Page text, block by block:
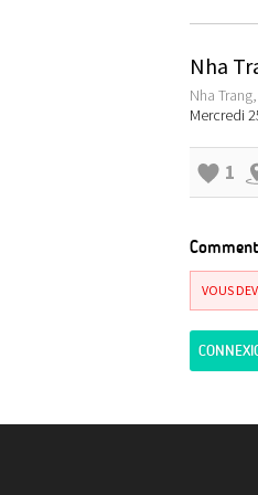
Nha
Nha
Mercredi
1
VOUS